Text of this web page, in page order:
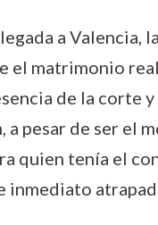
a Valencia,
el matrimonio
de la corte
a pesar de ser el
quien tenía el
inmediato